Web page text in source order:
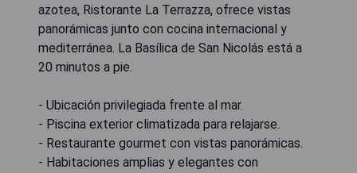
azotea, Ristorante La Terrazza, ofrece vistas
panorámicas junto con cocina internacional y
mediterránea. La Basílica de San Nicolás está a
20 minutos a pie.
- Ubicación privilegiada frente al mar.
- Piscina exterior climatizada para relajarse.
- Restaurante gourmet con vistas panorámicas.
- Habitaciones amplias y elegantes con